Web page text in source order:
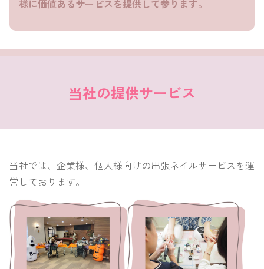
様に価値あるサービスを提供して参ります。
当社の提供サービス
当社では、企業様、個人様向けの出張ネイルサービスを運
営しております。